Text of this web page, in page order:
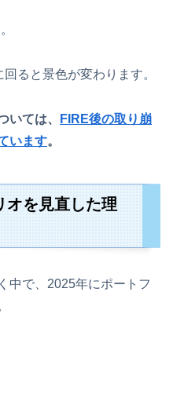
ると景色が変わります。
いては、
FIRE後の取り崩
います。
オを見直した理
中で、2025年にポートフ